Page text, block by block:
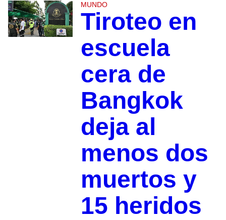
MUNDO
Tiroteo en
escuela
cera de
Bangkok
deja al
menos dos
muertos y
15 heridos